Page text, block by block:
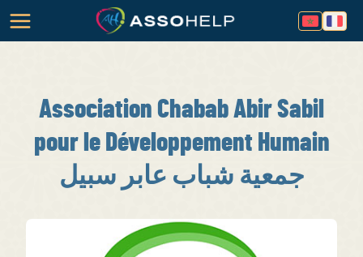
Association Chabab Abir Sabil
pour le Développement Humain
شباب عابر سبيل ‎جمعية